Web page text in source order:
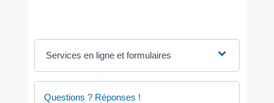
Services en ligne et formulaires
Questions ? Réponses !